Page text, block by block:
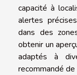
capacité à
alertes
dans des
obtenir un
adaptés à
recommandé de